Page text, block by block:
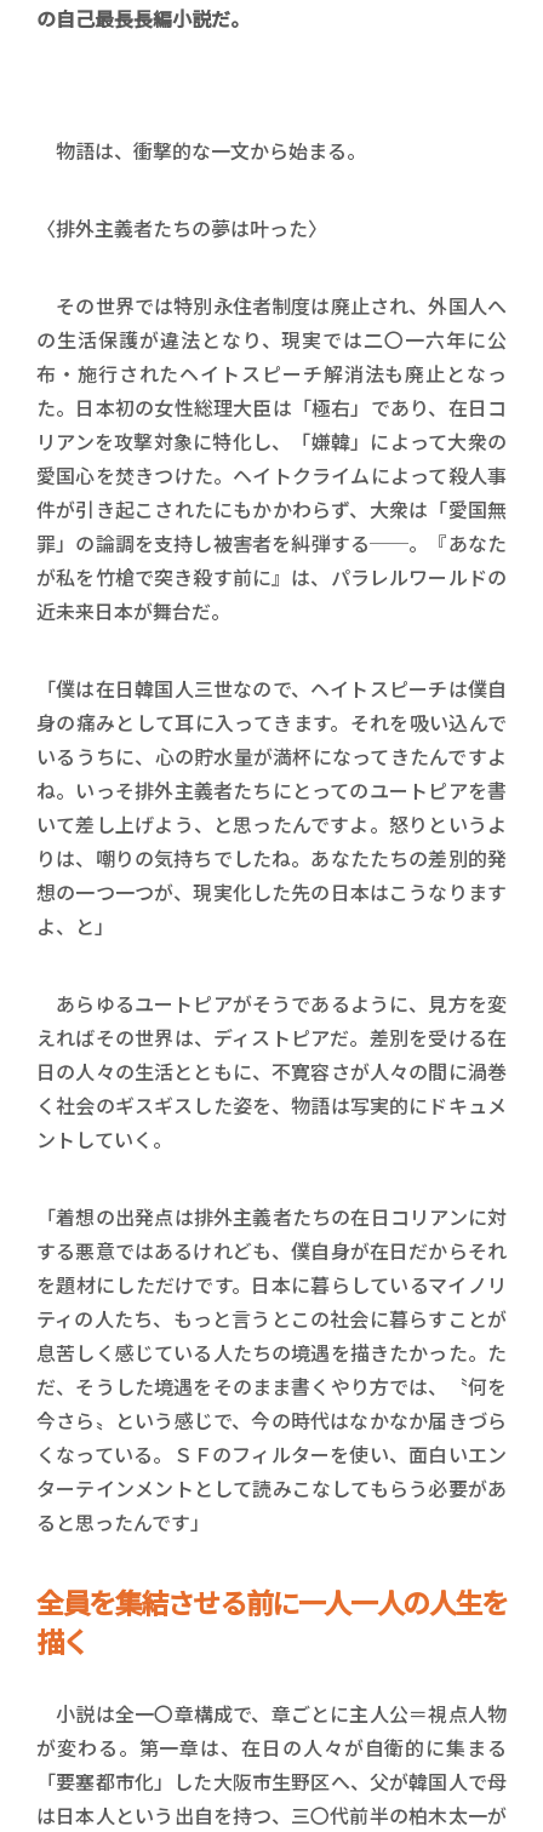
の自己最長長編小説だ。
物語は、衝撃的な一文から始まる。
〈排外主義者たちの夢は叶った〉
その世界では特別永住者制度は廃止され、外国人へ
の生活保護が違法となり、現実では二〇一六年に公
布・施行されたヘイトスピーチ解消法も廃止となっ
た。日本初の女性総理大臣は「極右」であり、在日コ
リアンを攻撃対象に特化し、「嫌韓」によって大衆の
愛国心を焚きつけた。ヘイトクライムによって殺人事
件が引き起こされたにもかかわらず、大衆は「愛国無
罪」の論調を支持し被害者を糾弾する──。『あなた
が私を竹槍で突き殺す前に』は、パラレルワールドの
近未来日本が舞台だ。
「僕は在日韓国人三世なので、ヘイトスピーチは僕自
身の痛みとして耳に入ってきます。それを吸い込んで
いるうちに、心の貯水量が満杯になってきたんですよ
ね。いっそ排外主義者たちにとってのユートピアを書
いて差し上げよう、と思ったんですよ。怒りというよ
りは、嘲りの気持ちでしたね。あなたたちの差別的発
想の一つ一つが、現実化した先の日本はこうなります
よ、と」
あらゆるユートピアがそうであるように、見方を変
えればその世界は、ディストピアだ。差別を受ける在
日の人々の生活とともに、不寛容さが人々の間に渦巻
く社会のギスギスした姿を、物語は写実的にドキュメ
ントしていく。
「着想の出発点は排外主義者たちの在日コリアンに対
する悪意ではあるけれども、僕自身が在日だからそれ
を題材にしただけです。日本に暮らしているマイノリ
ティの人たち、もっと言うとこの社会に暮らすことが
息苦しく感じている人たちの境遇を描きたかった。た
だ、そうした境遇をそのまま書くやり方では、〝何を
今さら〟という感じで、今の時代はなかなか届きづら
くなっている。ＳＦのフィルターを使い、面白いエン
ターテインメントとして読みこなしてもらう必要があ
ると思ったんです」
全員を集結させる前に一人一人の人生を
描く
小説は全一〇章構成で、章ごとに主人公＝視点人物
が変わる。第一章は、在日の人々が自衛的に集まる
「要塞都市化」した大阪市生野区へ、父が韓国人で母
は日本人という出自を持つ、三〇代前半の柏木太一が